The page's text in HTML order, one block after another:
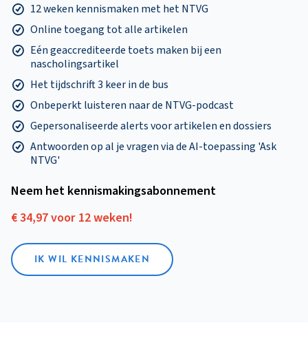
12 weken kennismaken met het NTVG
Online toegang tot alle artikelen
Eén geaccrediteerde toets maken bij een
nascholingsartikel
Het tijdschrift 3 keer in de bus
Onbeperkt luisteren naar de NTVG-podcast
Gepersonaliseerde alerts voor artikelen en dossiers
Antwoorden op al je vragen via de AI-toepassing 'Ask
NTVG'
Neem het kennismakings­abonnement
€ 34,97 voor 12 weken!
IK WIL KENNISMAKEN